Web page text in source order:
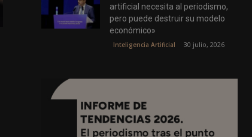
artificial necesita al periodismo,
pero puede destruir su modelo
económico»
Inteligencia Artificial 30 julio, 2026